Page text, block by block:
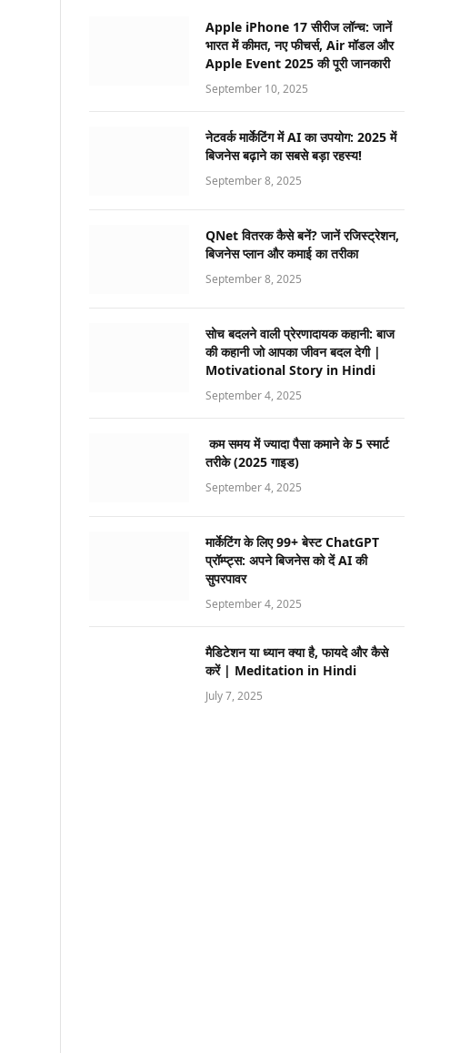
Apple iPhone 17 सीरीज लॉन्च: जानें
भारत में कीमत, नए फीचर्स, Air मॉडल और
Apple Event 2025 की पूरी जानकारी
September 10, 2025
नेटवर्क मार्केटिंग में AI का उपयोग: 2025 में
बिजनेस बढ़ाने का सबसे बड़ा रहस्य!
September 8, 2025
QNet वितरक कैसे बनें? जानें रजिस्ट्रेशन,
बिजनेस प्लान और कमाई का तरीका
September 8, 2025
सोच बदलने वाली प्रेरणादायक कहानी: बाज
की कहानी जो आपका जीवन बदल देगी |
Motivational Story in Hindi
September 4, 2025
कम समय में ज्यादा पैसा कमाने के 5 स्मार्ट
तरीके (2025 गाइड)
September 4, 2025
मार्केटिंग के लिए 99+ बेस्ट ChatGPT
प्रॉम्प्ट्स: अपने बिजनेस को दें AI की
सुपरपावर
September 4, 2025
मैडिटेशन या ध्यान क्या है, फायदे और कैसे
करें | Meditation in Hindi
July 7, 2025